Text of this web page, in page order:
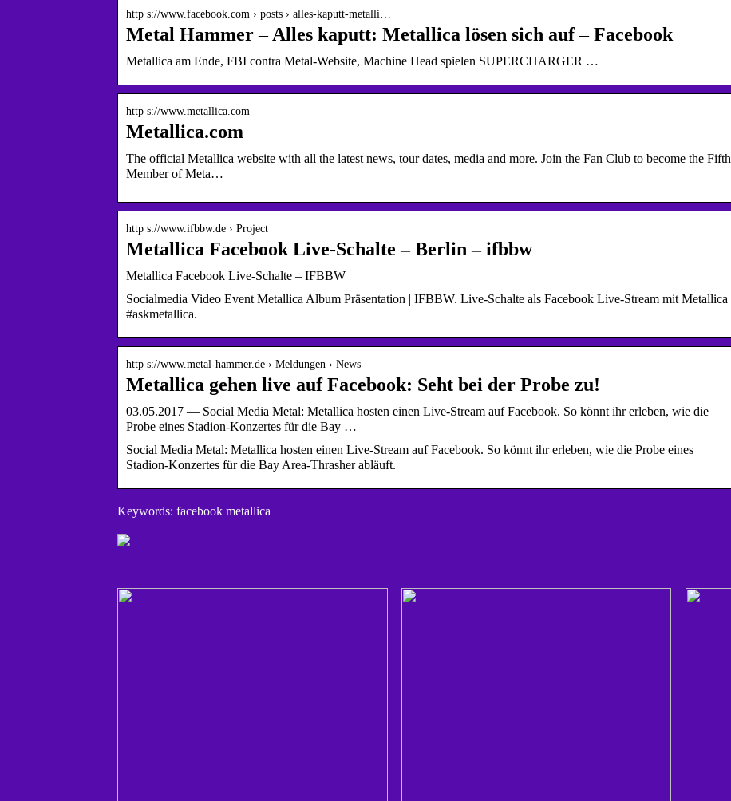
http s://www.facebook.com › posts › alles-kaputt-metalli…
Metal Hammer – Alles kaputt: Metallica lösen sich auf – Facebook
Metallica am Ende, FBI contra Metal-Website, Machine Head spielen SUPERCHARGER …
http s://www.metallica.com
Metallica.com
The official Metallica website with all the latest news, tour dates, media and more. Join the Fan Club to become the Fifth
Member of Meta…
http s://www.ifbbw.de › Project
Metallica Facebook Live-Schalte – Berlin – ifbbw
Metallica Facebook Live-Schalte – IFBBW
Socialmedia Video Event Metallica Album Präsentation | IFBBW. Live-Schalte als Facebook Live-Stream mit Metallica
#askmetallica.
http s://www.metal-hammer.de › Meldungen › News
Metallica gehen live auf Facebook: Seht bei der Probe zu!
03.05.2017 — Social Media Metal: Metallica hosten einen Live-Stream auf Facebook. So könnt ihr erleben, wie die
Probe eines Stadion-Konzertes für die Bay …
Social Media Metal: Metallica hosten einen Live-Stream auf Facebook. So könnt ihr erleben, wie die Probe eines
Stadion-Konzertes für die Bay Area-Thrasher abläuft.
Keywords: facebook metallica